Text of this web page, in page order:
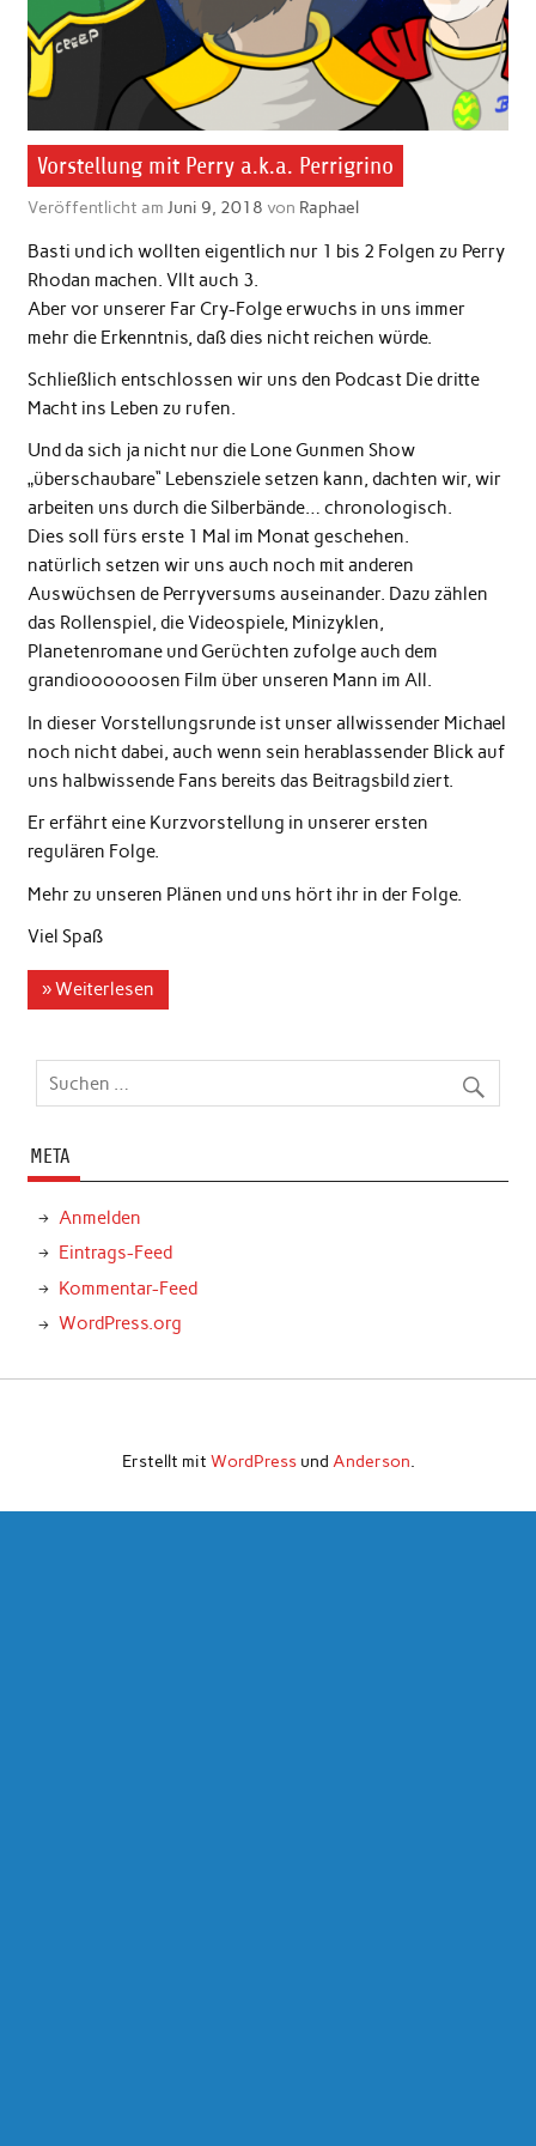
Vorstellung mit Perry a.k.a. Perrigrino
Veröffentlicht am Juni 9, 2018 von Raphael
Basti und ich wollten eigentlich nur 1 bis 2 Folgen zu Perry
Rhodan machen. Vllt auch 3.
Aber vor unserer Far Cry-Folge erwuchs in uns immer
mehr die Erkenntnis, daß dies nicht reichen würde.
Schließlich entschlossen wir uns den Podcast Die dritte
Macht ins Leben zu rufen.
Und da sich ja nicht nur die Lone Gunmen Show
„überschaubare“ Lebensziele setzen kann, dachten wir, wir
arbeiten uns durch die Silberbände… chronologisch.
Dies soll fürs erste 1 Mal im Monat geschehen.
natürlich setzen wir uns auch noch mit anderen
Auswüchsen de Perryversums auseinander. Dazu zählen
das Rollenspiel, die Videospiele, Minizyklen,
Planetenromane und Gerüchten zufolge auch dem
grandioooooosen Film über unseren Mann im All.
In dieser Vorstellungsrunde ist unser allwissender Michael
noch nicht dabei, auch wenn sein herablassender Blick auf
uns halbwissende Fans bereits das Beitragsbild ziert.
Er erfährt eine Kurzvorstellung in unserer ersten
regulären Folge.
Mehr zu unseren Plänen und uns hört ihr in der Folge.
Viel Spaß
» Weiterlesen
META
Anmelden
Eintrags-Feed
Kommentar-Feed
WordPress.org
Erstellt mit WordPressund Anderson.